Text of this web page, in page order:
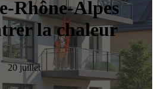
Rhône-Alpes
la chaleur
20 juillet